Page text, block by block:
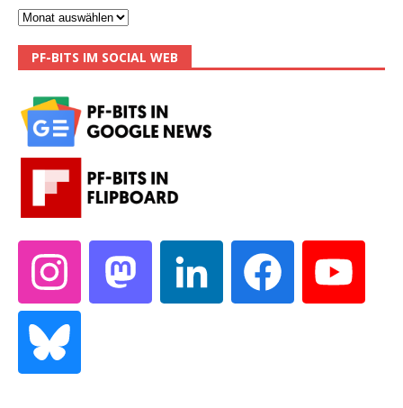
PF-BITS IM SOCIAL WEB